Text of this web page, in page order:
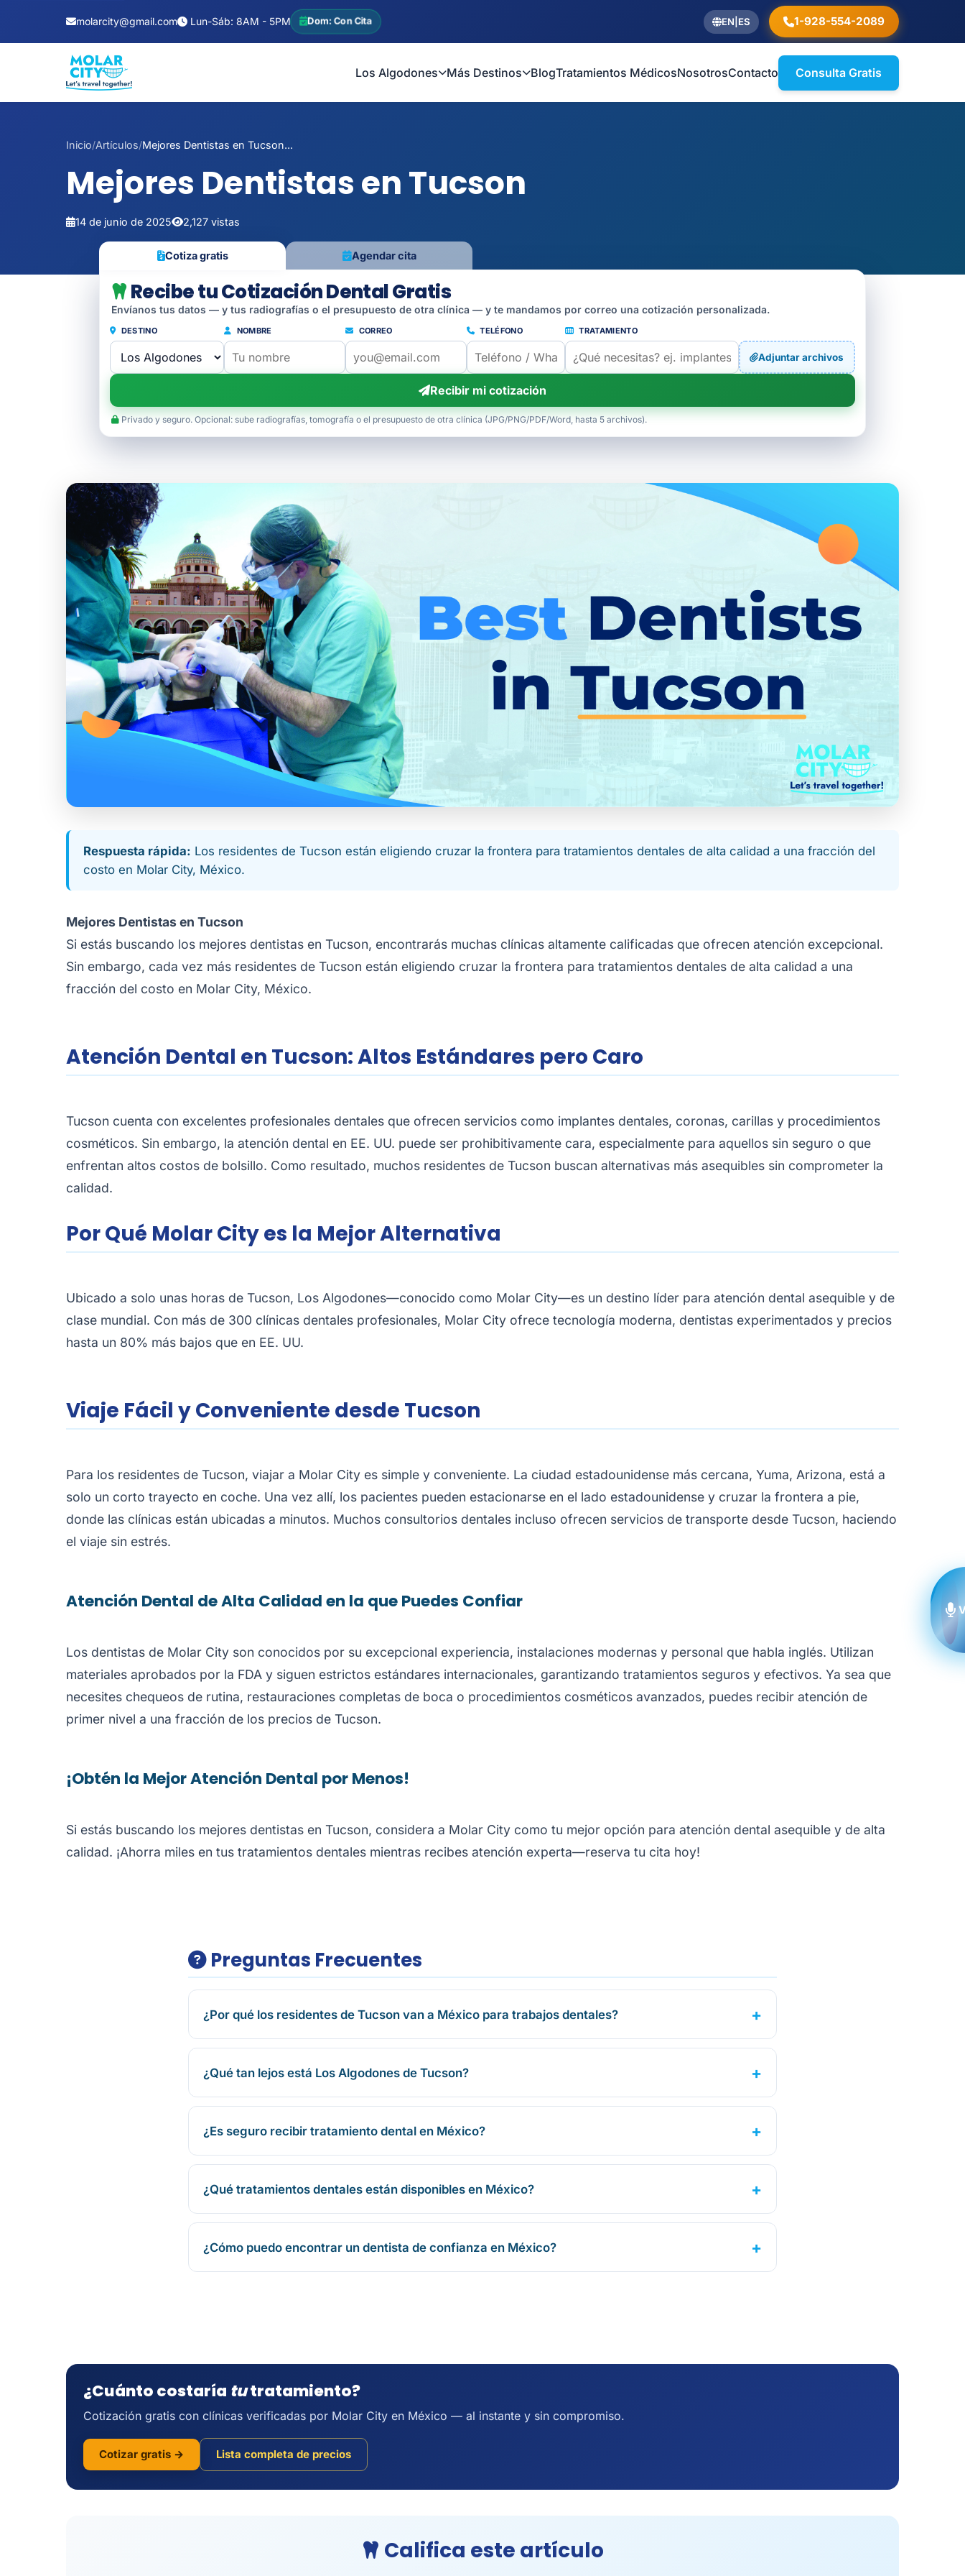
molarcity@gmail.com Lun-Sáb: 8AM - 5PM Dom: Con Cita EN ES 1-928-554-2089
Los Algodones Más Destinos BlogTratamientos MédicosNosotrosContacto Consulta Gratis
Inicio/Artículos/Mejores Dentistas en Tucson...
Mejores Dentistas en Tucson
14 de junio de 2025 2,127 vistas
Cotiza gratis Agendar cita
Recibe tu Cotización Dental Gratis
Envíanos tus datos — y tus radiografías o el presupuesto de otra clínica — y te mandamos por correo una cotización personalizada.
DESTINO NOMBRE CORREO TELÉFONO TRATAMIENTO
Adjuntar archivos
Recibir mi cotización
Privado y seguro. Opcional: sube radiografías, tomografía o el presupuesto de otra clínica (JPG/PNG/PDF/Word, hasta 5 archivos).
Respuesta rápida: Los residentes de Tucson están eligiendo cruzar la frontera para tratamientos dentales de alta calidad a una fracción del
costo en Molar City, México.
Mejores Dentistas en Tucson
Si estás buscando los mejores dentistas en Tucson, encontrarás muchas clínicas altamente calificadas que ofrecen atención excepcional.
Sin embargo, cada vez más residentes de Tucson están eligiendo cruzar la frontera para tratamientos dentales de alta calidad a una
fracción del costo en Molar City, México.
Atención Dental en Tucson: Altos Estándares pero Caro
Tucson cuenta con excelentes profesionales dentales que ofrecen servicios como implantes dentales, coronas, carillas y procedimientos
cosméticos. Sin embargo, la atención dental en EE. UU. puede ser prohibitivamente cara, especialmente para aquellos sin seguro o que
enfrentan altos costos de bolsillo. Como resultado, muchos residentes de Tucson buscan alternativas más asequibles sin comprometer la
calidad.
Por Qué Molar City es la Mejor Alternativa
Ubicado a solo unas horas de Tucson, Los Algodones—conocido como Molar City—es un destino líder para atención dental asequible y de
clase mundial. Con más de 300 clínicas dentales profesionales, Molar City ofrece tecnología moderna, dentistas experimentados y precios
hasta un 80% más bajos que en EE. UU.
Viaje Fácil y Conveniente desde Tucson
Para los residentes de Tucson, viajar a Molar City es simple y conveniente. La ciudad estadounidense más cercana, Yuma, Arizona, está a
solo un corto trayecto en coche. Una vez allí, los pacientes pueden estacionarse en el lado estadounidense y cruzar la frontera a pie,
donde las clínicas están ubicadas a minutos. Muchos consultorios dentales incluso ofrecen servicios de transporte desde Tucson, haciendo
el viaje sin estrés.
Atención Dental de Alta Calidad en la que Puedes Confiar
Los dentistas de Molar City son conocidos por su excepcional experiencia, instalaciones modernas y personal que habla inglés. Utilizan
materiales aprobados por la FDA y siguen estrictos estándares internacionales, garantizando tratamientos seguros y efectivos. Ya sea que
necesites chequeos de rutina, restauraciones completas de boca o procedimientos cosméticos avanzados, puedes recibir atención de
primer nivel a una fracción de los precios de Tucson.
¡Obtén la Mejor Atención Dental por Menos!
Si estás buscando los mejores dentistas en Tucson, considera a Molar City como tu mejor opción para atención dental asequible y de alta
calidad. ¡Ahorra miles en tus tratamientos dentales mientras recibes atención experta—reserva tu cita hoy!
Preguntas Frecuentes
¿Por qué los residentes de Tucson van a México para trabajos dentales?
¿Qué tan lejos está Los Algodones de Tucson?
¿Es seguro recibir tratamiento dental en México?
¿Qué tratamientos dentales están disponibles en México?
¿Cómo puedo encontrar un dentista de confianza en México?
¿Cuánto costaría tutratamiento?
Cotización gratis con clínicas verificadas por Molar City en México — al instante y sin compromiso.
Cotizar gratis → Lista completa de precios
Califica este artículo